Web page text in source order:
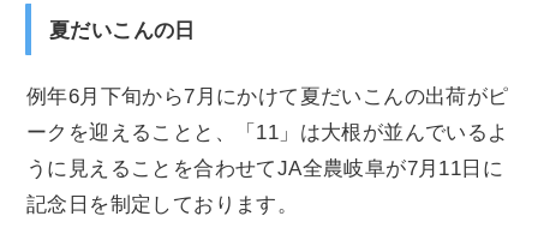
夏だいこんの日
例年6月下旬から7月にかけて夏だいこんの出荷がピ
ークを迎えることと、「11」は大根が並んでいるよ
うに見えることを合わせてJA全農岐阜が7月11日に
記念日を制定しております。